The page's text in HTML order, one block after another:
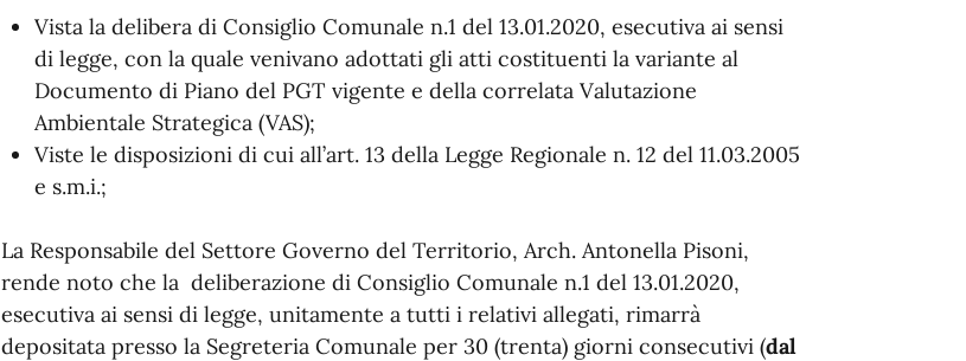
Vista la delibera di Consiglio Comunale n.1 del 13.01.2020, esecutiva ai sensi
di legge, con la quale venivano adottati gli atti costituenti la variante al
Documento di Piano del PGT vigente e della correlata Valutazione
Ambientale Strategica (VAS);
Viste le disposizioni di cui all’art. 13 della Legge Regionale n. 12 del 11.03.2005
e s.m.i.;
La Responsabile del Settore Governo del Territorio, Arch. Antonella Pisoni,
rende noto che la deliberazione di Consiglio Comunale n.1 del 13.01.2020,
esecutiva ai sensi di legge, unitamente a tutti i relativi allegati, rimarrà
depositata presso la Segreteria Comunale per 30 (trenta) giorni consecutivi (dal